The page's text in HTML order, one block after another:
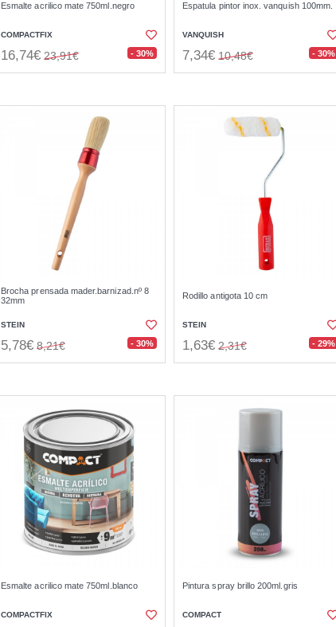
Esmalte acrilico mate 750ml.negro
COMPACTFIX
16,74€ 23,91€ - 30%
Espatula pintor inox. vanquish 100mm.
VANQUISH
7,34€ 10,48€ - 30%
Brocha prensada mader.barnizad.nº 8
32mm
STEIN
5,78€ 8,21€ - 30%
Rodillo antigota 10 cm
STEIN
1,63€ 2,31€ - 29%
Esmalte acrilico mate 750ml.blanco
COMPACTFIX
Pintura spray brillo 200ml.gris
COMPACT